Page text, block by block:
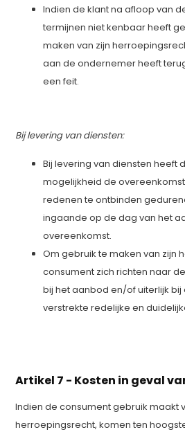
Indien de klant na afloop van
termijnen niet kenbaar heeft
maken van zijn
aan de ondernemer heeft
een feit.
Bij levering van diensten:
Bij levering van diensten heeft
mogelijkheid de
redenen te ontbinden
ingaande op de dag van het
overeenkomst.
Om gebruik te maken van zijn
consument zich richten naar
bij het aanbod en/of uiterlijk
verstrekte redelijke en
Artikel 7 - Kosten in geval
Indien de consument gebruik maakt
herroepingsrecht, komen ten